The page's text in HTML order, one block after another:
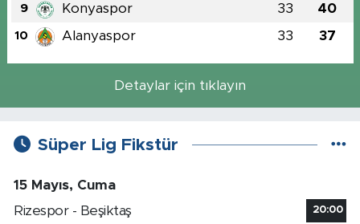
9 Konyaspor 33 40
10 Alanyaspor 33 37
Detaylar için tıklayın
Süper Lig Fikstür
15 Mayıs, Cuma
Rizespor - Beşiktaş
20:00